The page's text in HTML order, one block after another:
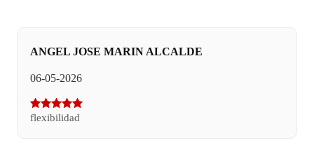
ANGEL JOSE MARIN ALCALDE
06-05-2026
flexibilidad